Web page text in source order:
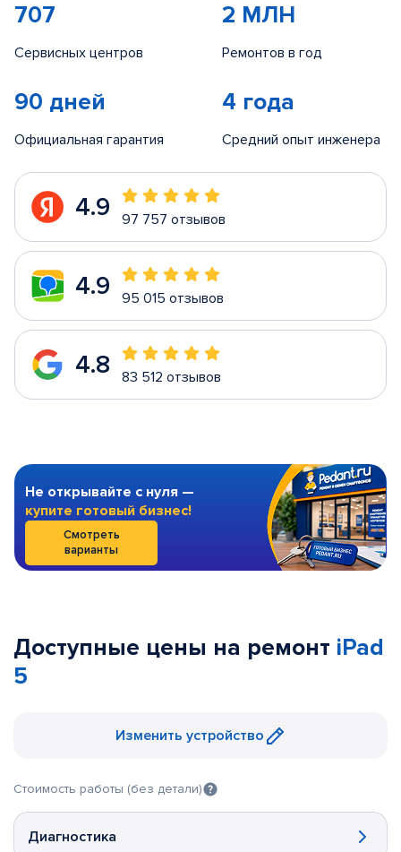
707
Сервисных центров
2 МЛН
Ремонтов в год
90 дней
Официальная гарантия
4 года
Средний опыт инженера
4.9 97 757 отзывов
4.9 95 015 отзывов
4.8 83 512 отзывов
Не открывайте с нуля —
купите готовый бизнес!
Смотреть
варианты
Доступные цены на ремонт iPad
5
Изменить устройство
Стоимость работы (без детали)
Диагностика